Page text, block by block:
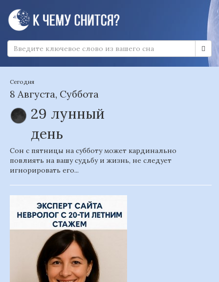
Сегодня
8 Августа, Суббота
29 лунный
день
Сон с пятницы на субботу может кардинально
повлиять на вашу судьбу и жизнь, не следует
игнорировать его...